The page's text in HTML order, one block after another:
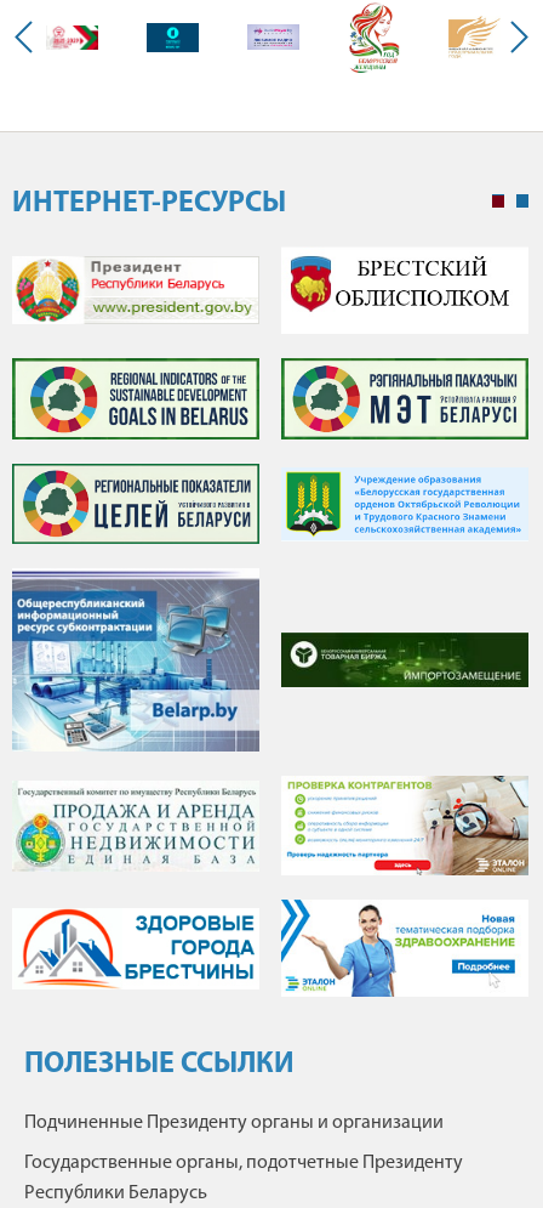
ИНТЕРНЕТ-РЕСУРСЫ
ПОЛЕЗНЫЕ ССЫЛКИ
Подчиненные Президенту органы и организации
Государственные органы, подотчетные Президенту
Республики Беларусь